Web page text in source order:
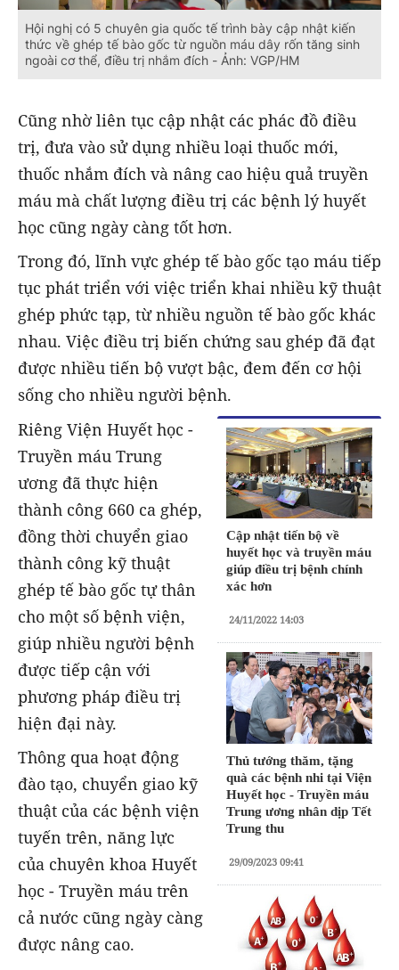
Hội nghị có 5 chuyên gia quốc tế trình bày cập nhật kiến
thức về ghép tế bào gốc từ nguồn máu dây rốn tăng sinh
ngoài cơ thể, điều trị nhắm đích - Ảnh: VGP/HM
Cũng nhờ liên tục cập nhật các phác đồ điều
trị, đưa vào sử dụng nhiều loại thuốc mới,
thuốc nhắm đích và nâng cao hiệu quả truyền
máu mà chất lượng điều trị các bệnh lý huyết
học cũng ngày càng tốt hơn.
Trong đó, lĩnh vực ghép tế bào gốc tạo máu tiếp
tục phát triển với việc triển khai nhiều kỹ thuật
ghép phức tạp, từ nhiều nguồn tế bào gốc khác
nhau. Việc điều trị biến chứng sau ghép đã đạt
được nhiều tiến bộ vượt bậc, đem đến cơ hội
sống cho nhiều người bệnh.
Cập nhật tiến bộ về
huyết học và truyền máu
giúp điều trị bệnh chính
xác hơn
24/11/2022 14:03
Thủ tướng thăm, tặng
quà các bệnh nhi tại Viện
Huyết học - Truyền máu
Trung ương nhân dịp Tết
Trung thu
29/09/2023 09:41
Riêng Viện Huyết học -
Truyền máu Trung
ương đã thực hiện
thành công 660 ca ghép,
đồng thời chuyển giao
thành công kỹ thuật
ghép tế bào gốc tự thân
cho một số bệnh viện,
giúp nhiều người bệnh
được tiếp cận với
phương pháp điều trị
hiện đại này.
Thông qua hoạt động
đào tạo, chuyển giao kỹ
thuật của các bệnh viện
tuyến trên, năng lực
của chuyên khoa Huyết
học - Truyền máu trên
cả nước cũng ngày càng
được nâng cao.